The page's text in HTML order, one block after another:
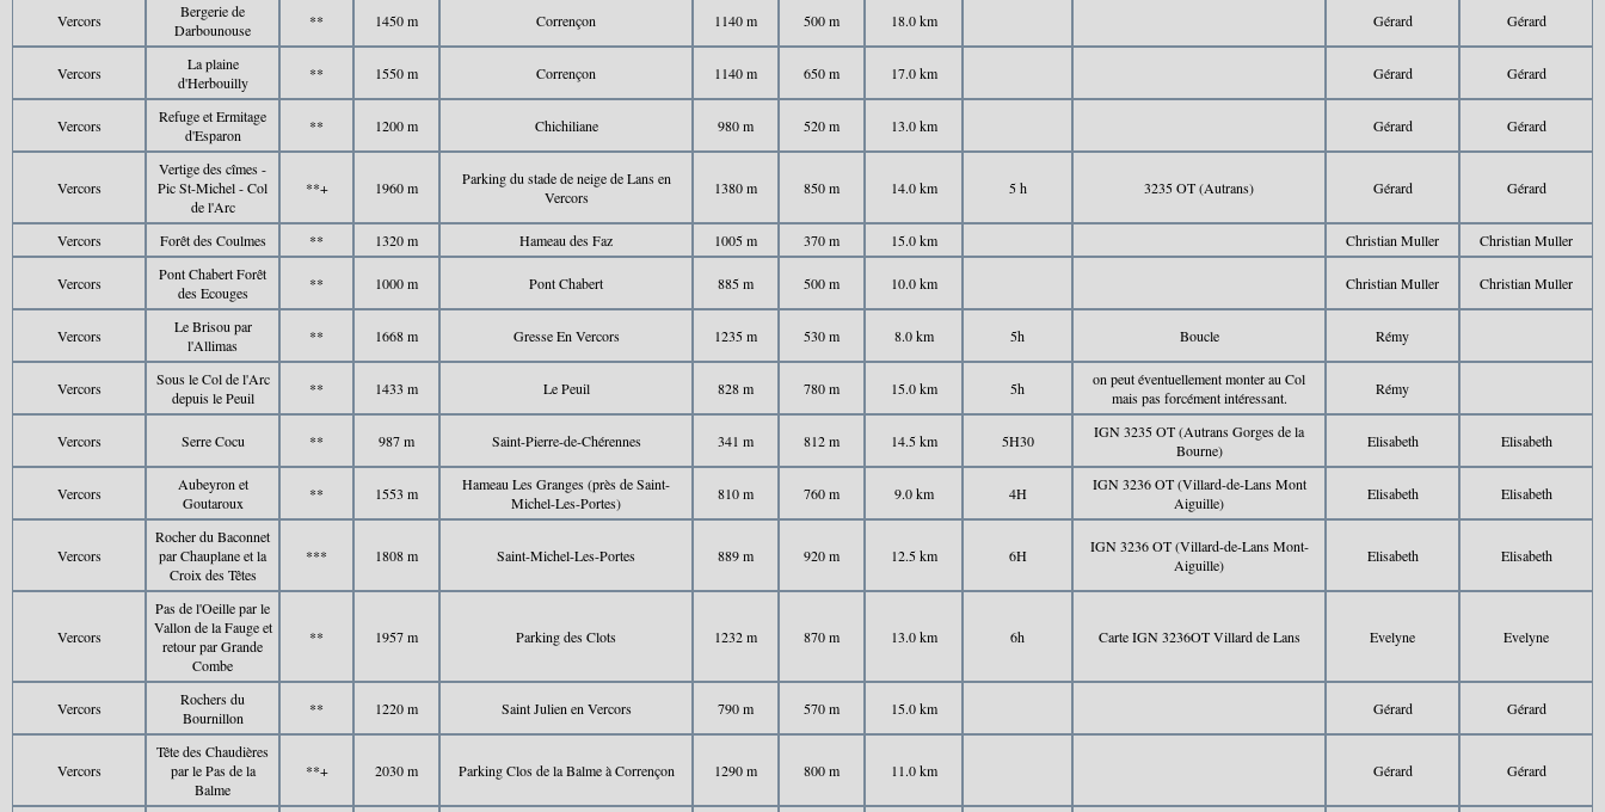
Vercors
Bergerie de
Darbounouse
** 1450 m Corrençon 1140 m 500 m 18.0 km Gérard Gérard
Vercors
La plaine
d'Herbouilly
** 1550 m Corrençon 1140 m 650 m 17.0 km Gérard Gérard
Vercors
Refuge et Ermitage
d'Esparon
** 1200 m Chichiliane 980 m 520 m 13.0 km Gérard Gérard
Vercors
Vertige des cîmes -
Pic St-Michel - Col
de l'Arc
**+ 1960 m
Parking du stade de neige de Lans en
Vercors
1380 m 850 m 14.0 km 5 h 3235 OT (Autrans) Gérard Gérard
Vercors Forêt des Coulmes ** 1320 m Hameau des Faz 1005 m 370 m 15.0 km Christian Muller Christian Muller
Vercors
Pont Chabert Forêt
des Ecouges
** 1000 m Pont Chabert 885 m 500 m 10.0 km Christian Muller Christian Muller
Vercors
Le Brisou par
l'Allimas
** 1668 m Gresse En Vercors 1235 m 530 m 8.0 km 5h Boucle Rémy
Vercors
Sous le Col de l'Arc
depuis le Peuil
** 1433 m Le Peuil 828 m 780 m 15.0 km 5h
on peut éventuellement monter au Col
mais pas forcément intéressant.
Rémy
Vercors Serre Cocu ** 987 m Saint-Pierre-de-Chérennes 341 m 812 m 14.5 km 5H30
IGN 3235 OT (Autrans Gorges de la
Bourne)
Elisabeth Elisabeth
Vercors
Aubeyron et
Goutaroux
** 1553 m
Hameau Les Granges (près de Saint-
Michel-Les-Portes)
810 m 760 m 9.0 km 4H
IGN 3236 OT (Villard-de-Lans Mont
Aiguille)
Elisabeth Elisabeth
Vercors
Rocher du Baconnet
par Chauplane et la
Croix des Têtes
*** 1808 m Saint-Michel-Les-Portes 889 m 920 m 12.5 km 6H
IGN 3236 OT (Villard-de-Lans Mont-
Aiguille)
Elisabeth Elisabeth
Vercors
Pas de l'Oeille par le
Vallon de la Fauge et
retour par Grande
Combe
** 1957 m Parking des Clots 1232 m 870 m 13.0 km 6h Carte IGN 3236OT Villard de Lans Evelyne Evelyne
Vercors
Rochers du
Bournillon
** 1220 m Saint Julien en Vercors 790 m 570 m 15.0 km Gérard Gérard
Vercors
Tête des Chaudières
par le Pas de la
Balme
**+ 2030 m Parking Clos de la Balme à Corrençon 1290 m 800 m 11.0 km Gérard Gérard